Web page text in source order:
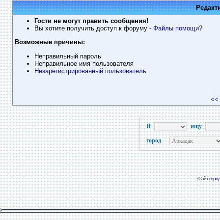
Гости не могут править сообщения!
Вы хотите получить доступ к форуму - Файлы помощи?
Возможные причины:
Неправильный пароль
Неправильное имя пользователя
Незарегистрированный пользователь
<<
Я ищу
город
| Сайт